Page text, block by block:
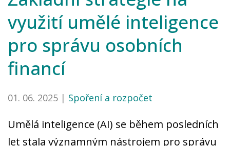
využití umělé inteligence
pro správu osobních
financí
01. 06. 2025 | Spoření a rozpočet
Umělá inteligence (AI) se během posledních
let stala významným nástrojem pro správu